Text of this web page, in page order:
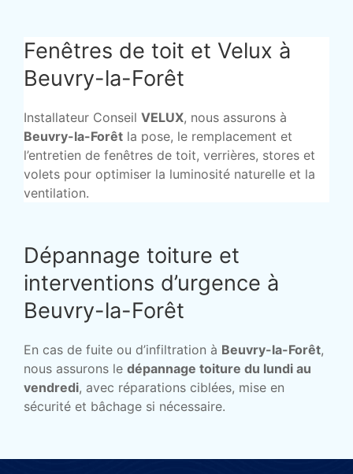
Fenêtres de toit et Velux à
Beuvry-la-Forêt
Installateur Conseil VELUX, nous assurons à
Beuvry-la-Forêt la pose, le remplacement et
l’entretien de fenêtres de toit, verrières, stores et
volets pour optimiser la luminosité naturelle et la
ventilation.
Dépannage toiture et
interventions d’urgence à
Beuvry-la-Forêt
En cas de fuite ou d’infiltration à Beuvry-la-Forêt,
nous assurons le dépannage toiture du lundi au
vendredi, avec réparations ciblées, mise en
sécurité et bâchage si nécessaire.